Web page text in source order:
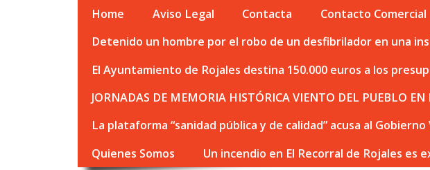
Home Aviso Legal Contacta
Contacto Comercial
Detenido un hombre por el robo de un desfibrilador en una
El Ayuntamiento de Rojales destina 150.000 euros a los
JORNADAS DE MEMORIA HISTÓRICA VIENTO DEL PUEBLO
La plataforma “sanidad pública y de calidad” acusa al
Quienes Somos
Un incendio en El Recorral de Rojales